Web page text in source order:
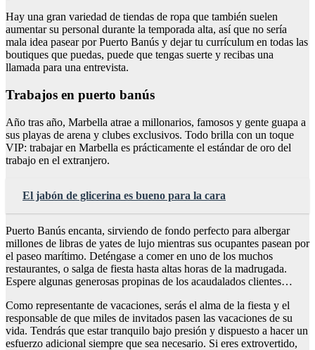
Hay una gran variedad de tiendas de ropa que también suelen
aumentar su personal durante la temporada alta, así que no sería
mala idea pasear por Puerto Banús y dejar tu currículum en todas las
boutiques que puedas, puede que tengas suerte y recibas una
llamada para una entrevista.
Trabajos en puerto banús
Año tras año, Marbella atrae a millonarios, famosos y gente guapa a
sus playas de arena y clubes exclusivos. Todo brilla con un toque
VIP: trabajar en Marbella es prácticamente el estándar de oro del
trabajo en el extranjero.
El jabón de glicerina es bueno para la cara
Puerto Banús encanta, sirviendo de fondo perfecto para albergar
millones de libras de yates de lujo mientras sus ocupantes pasean por
el paseo marítimo. Deténgase a comer en uno de los muchos
restaurantes, o salga de fiesta hasta altas horas de la madrugada.
Espere algunas generosas propinas de los acaudalados clientes…
Como representante de vacaciones, serás el alma de la fiesta y el
responsable de que miles de invitados pasen las vacaciones de su
vida. Tendrás que estar tranquilo bajo presión y dispuesto a hacer un
esfuerzo adicional siempre que sea necesario. Si eres extrovertido,